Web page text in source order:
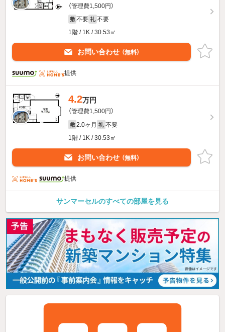
（管理費1,500円）
敷 不要 礼 不要
1階 / 1K / 30.53㎡
お問い合わせ （無料）
提供
4.2万円
（管理費1,500円）
敷 2.0ヶ月 礼 不要
1階 / 1K / 30.53㎡
お問い合わせ （無料）
提供
サンマーセルのすべての部屋を見る